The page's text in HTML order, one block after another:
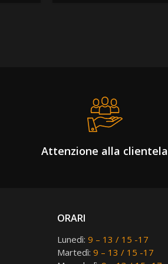
Attenzione alla clientela
ORARI
Lunedì: 9 – 13 / 15 -17
Martedì: 9 – 13 / 15 -17